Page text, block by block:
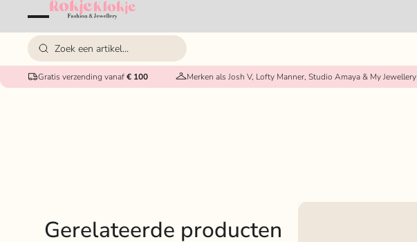
Gratis verzending vanaf€ 100 Merken als Josh V, Lofty Manner, Studio Amaya & My Jewellery
Gerelateerde producten